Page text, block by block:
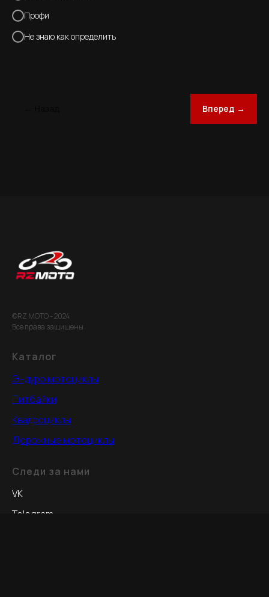
Профи
Не знаю как определить
Вперед →
©RZ MOTO - 2024
Все права защищены
Каталог
Эндуро мотоциклы
Питбайки
Квадроциклы
Дорожные мотоциклы
Следи за нами
VK
Telegram